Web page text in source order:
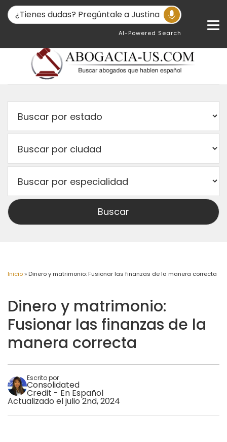
AI-Powered Search
Inicio» Dinero y matrimonio: Fusionar las finanzas de la manera correcta
Dinero y matrimonio:
Fusionar las finanzas de la
manera correcta
Escrito por
Consolidated
Credit - En Español
Actualizado el julio 2nd, 2024